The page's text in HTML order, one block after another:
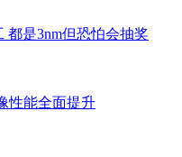
都是3nm但恐怕会抽奖
性能全面提升